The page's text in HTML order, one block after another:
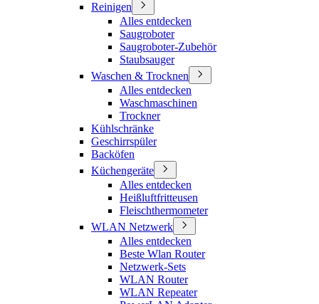
Reinigen
Alles entdecken
Saugroboter
Saugroboter-Zubehör
Staubsauger
Waschen & Trocknen
Alles entdecken
Waschmaschinen
Trockner
Kühlschränke
Geschirrspüler
Backöfen
Küchengeräte
Alles entdecken
Heißluftfritteusen
Fleischthermometer
WLAN Netzwerk
Alles entdecken
Beste Wlan Router
Netzwerk-Sets
WLAN Router
WLAN Repeater